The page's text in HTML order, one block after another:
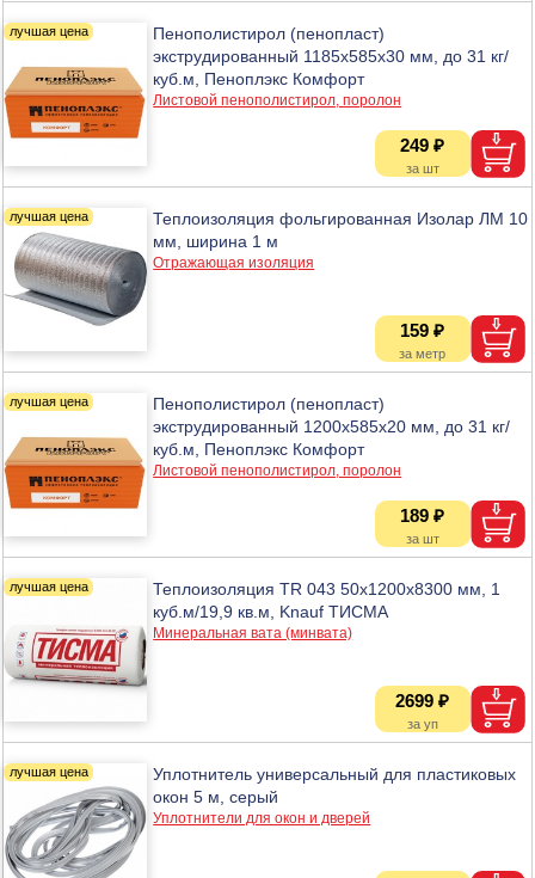
Пенополистирол (пенопласт)
экструдированный 1185х585х30 мм, до 31 кг/
куб.м, Пеноплэкс Комфорт
Листовой пенополистирол, поролон
249 ₽
Теплоизоляция фольгированная Изолар ЛМ 10
мм, ширина 1 м
Отражающая изоляция
159 ₽
Пенополистирол (пенопласт)
экструдированный 1200х585х20 мм, до 31 кг/
куб.м, Пеноплэкс Комфорт
Листовой пенополистирол, поролон
189 ₽
Теплоизоляция TR 043 50х1200х8300 мм, 1
куб.м/19,9 кв.м, Knauf ТИСМА
Минеральная вата (минвата)
2699 ₽
Уплотнитель универсальный для пластиковых
окон 5 м, серый
Уплотнители для окон и дверей